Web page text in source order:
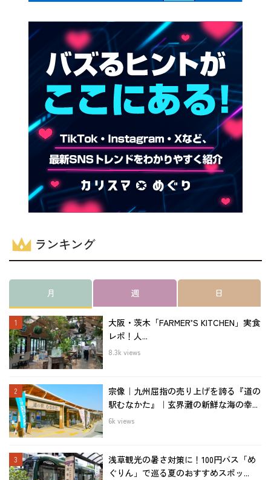
ランキング
月 週 日
大阪・茨木「FARMER’S KITCHEN」実食
レポ！人...
8.3k views
宗像｜九州屈指の売り上げを誇る『道の
駅むなかた』｜玄界灘の新鮮な海の幸...
6k views
浅草観光の暑さ対策に！100円バス「め
ぐりん」で巡る夏のおすすめスポッ...